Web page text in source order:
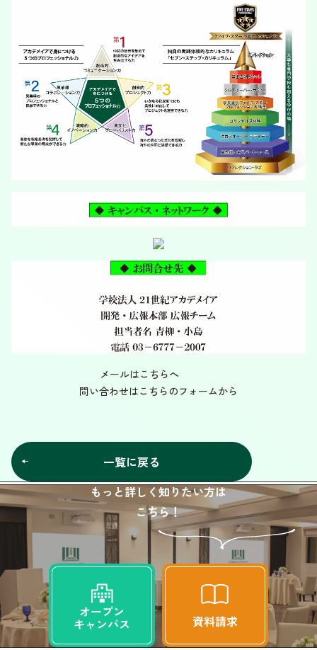
メールはこちらへ
問い合わせはこちらのフォームから
一覧に戻る
もっと詳しく知りたい方は
こちら！